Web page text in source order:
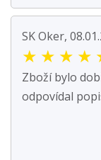
SK Oker,
★ ★ ★ ★
Zboží bylo
odpovídal